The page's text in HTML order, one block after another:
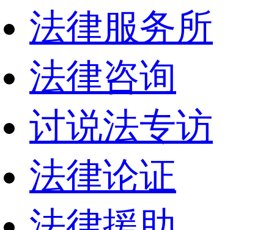
法律服务所
法律咨询
讨说法专访
法律论证